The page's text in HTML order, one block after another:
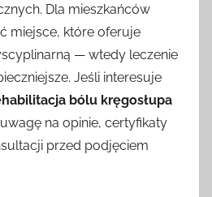
Dla mieszkańców
miejsce, które oferuje
— wtedy leczenie
Jeśli interesuje
bólu kręgosłupa
na opinie, certyfikaty
przed podjęciem